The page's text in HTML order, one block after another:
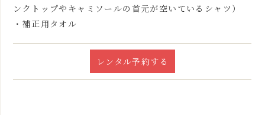
ンクトップやキャミソールの首元が空いているシャツ）
・補正用タオル
レンタル予約する